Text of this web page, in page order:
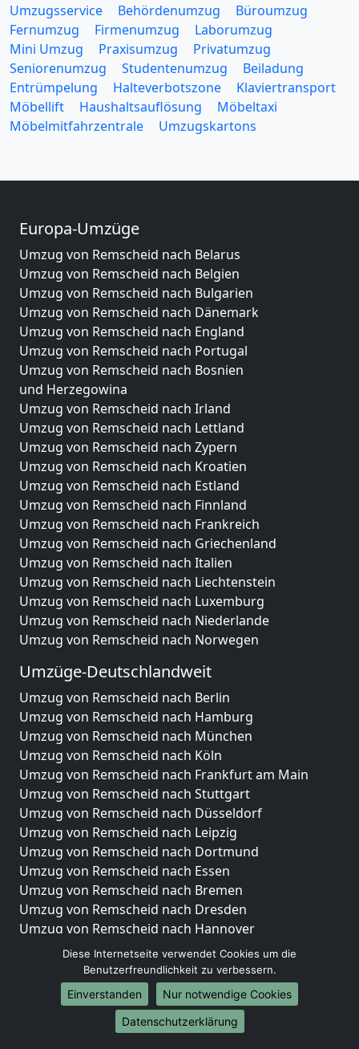
Umzugsservice Behördenumzug
Büroumzug
Fernumzug
Firmenumzug
Laborumzug
Mini Umzug
Praxisumzug
Privatumzug
Seniorenumzug
Studentenumzug
Beiladung
Entrümpelung
Halteverbotszone
Klaviertransport
Möbellift
Haushaltsauflösung
Möbeltaxi
Möbelmitfahrzentrale
Umzugskartons
Europa-Umzüge
Umzug von Remscheid nach Belarus
Umzug von Remscheid nach Belgien
Umzug von Remscheid nach Bulgarien
Umzug von Remscheid nach Dänemark
Umzug von Remscheid nach England
Umzug von Remscheid nach Portugal
Umzug von Remscheid nach Bosnien
und Herzegowina
Umzug von Remscheid nach Irland
Umzug von Remscheid nach Lettland
Umzug von Remscheid nach Zypern
Umzug von Remscheid nach Kroatien
Umzug von Remscheid nach Estland
Umzug von Remscheid nach Finnland
Umzug von Remscheid nach Frankreich
Umzug von Remscheid nach Griechenland
Umzug von Remscheid nach Italien
Umzug von Remscheid nach Liechtenstein
Umzug von Remscheid nach Luxemburg
Umzug von Remscheid nach Niederlande
Umzug von Remscheid nach Norwegen
Umzüge-Deutschlandweit
Umzug von Remscheid nach Berlin
Umzug von Remscheid nach Hamburg
Umzug von Remscheid nach München
Umzug von Remscheid nach Köln
Umzug von Remscheid nach Frankfurt am Main
Umzug von Remscheid nach Stuttgart
Umzug von Remscheid nach Düsseldorf
Umzug von Remscheid nach Leipzig
Umzug von Remscheid nach Dortmund
Umzug von Remscheid nach Essen
Umzug von Remscheid nach Bremen
Umzug von Remscheid nach Dresden
Umzug von Remscheid nach Hannover
Umzug von Remscheid nach Nürnberg
Umzug von Remscheid nach Duisburg
Umzug von Remscheid nach Bochum
Umzug von Remscheid nach Wuppertal
Umzug von Remscheid nach Bielefeld
Diese Internetseite verwendet Cookies um die
Benutzerfreundlichkeit zu verbessern.
Einverstanden
Nur notwendige Cookies
Datenschutzerklärung